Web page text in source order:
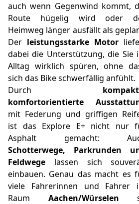
auch wenn Gegenwind kommt,
Route hügelig wird oder
Heimweg länger ausfällt als
Der leistungsstarke Motor
dabei die Unterstützung, die Sie
Alltag wirklich spüren, ohne
sich das Bike schwerfällig anfühlt.
Durch
komfortorientierte
mit Federung und griffigen
ist das Explore E+ nicht nur
Asphalt gemacht:
Schotterwege, Parkrunden
Feldwege lassen sich
einbauen. Genau das macht es
viele Fahrerinnen und Fahrer
Raum Aachen/Würselen